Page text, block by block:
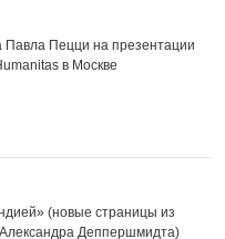
Павла Пецци на презентации
в Москве
(новые страницы из
Александра Деппершмидта)